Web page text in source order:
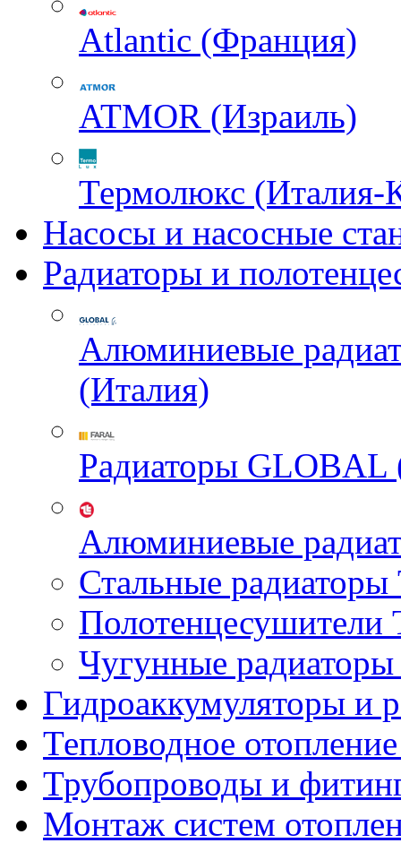
Atlantic (Франция)
ATMOR (Израиль)
Термолюкс (Италия-
Насосы и насосные
Радиаторы и
Алюминиевые
(Италия)
Радиаторы GLOBAL
Алюминиевые
Стальные
Чугунные
Гидроаккумуляторы и
Тепловодное
Трубопроводы и
Монтаж систем